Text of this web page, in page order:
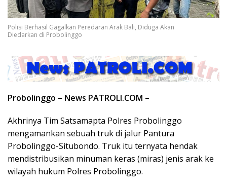
Polisi Berhasil Gagalkan Peredaran Arak Bali, Diduga Akan
Diedarkan di Probolinggo
Probolinggo – News PATROLI.COM –
Akhrinya Tim Satsamapta Polres Probolinggo
mengamankan sebuah truk di jalur Pantura
Probolinggo-Situbondo. Truk itu ternyata hendak
mendistribusikan minuman keras (miras) jenis arak ke
wilayah hukum Polres Probolinggo.